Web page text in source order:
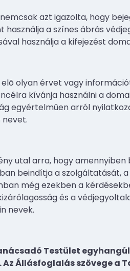
azt igazolta, hogy
használja a színes ábrás
használja a kifejezést
olyan érvet vagy
kívánja használni a
egyértelmûen arról
nevet.
utal arra, hogy
beindítja a szolgáltatását,
még ezekben a
és a
nevek.
Testület
Állásfoglalás szövege a